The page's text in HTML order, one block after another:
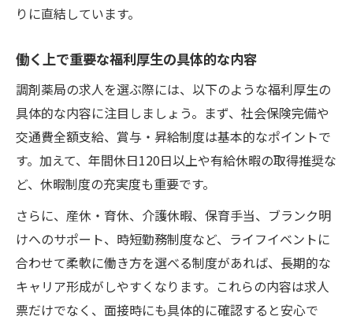
りに直結しています。
働く上で重要な福利厚生の具体的な内容
調剤薬局の求人を選ぶ際には、以下のような福利厚生の
具体的な内容に注目しましょう。まず、社会保険完備や
交通費全額支給、賞与・昇給制度は基本的なポイントで
す。加えて、年間休日120日以上や有給休暇の取得推奨な
ど、休暇制度の充実度も重要です。
さらに、産休・育休、介護休暇、保育手当、ブランク明
けへのサポート、時短勤務制度など、ライフイベントに
合わせて柔軟に働き方を選べる制度があれば、長期的な
キャリア形成がしやすくなります。これらの内容は求人
票だけでなく、面接時にも具体的に確認すると安心で